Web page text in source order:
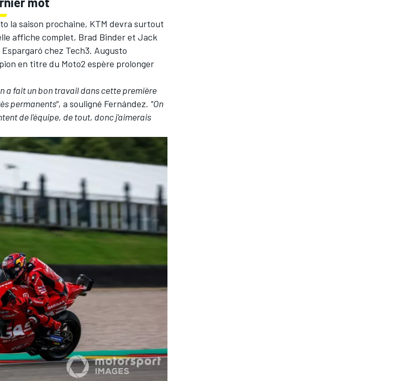
la saison prochaine, KTM devra surtout
affiche complet, Brad Binderet Jack
Espargaró chez Tech3. Augusto
en titre du Moto2 espère prolonger
a fait un bon travail dans cette première
permanents", a souligné Fernández. "On
de l'équipe, de tout, donc j'aimerais